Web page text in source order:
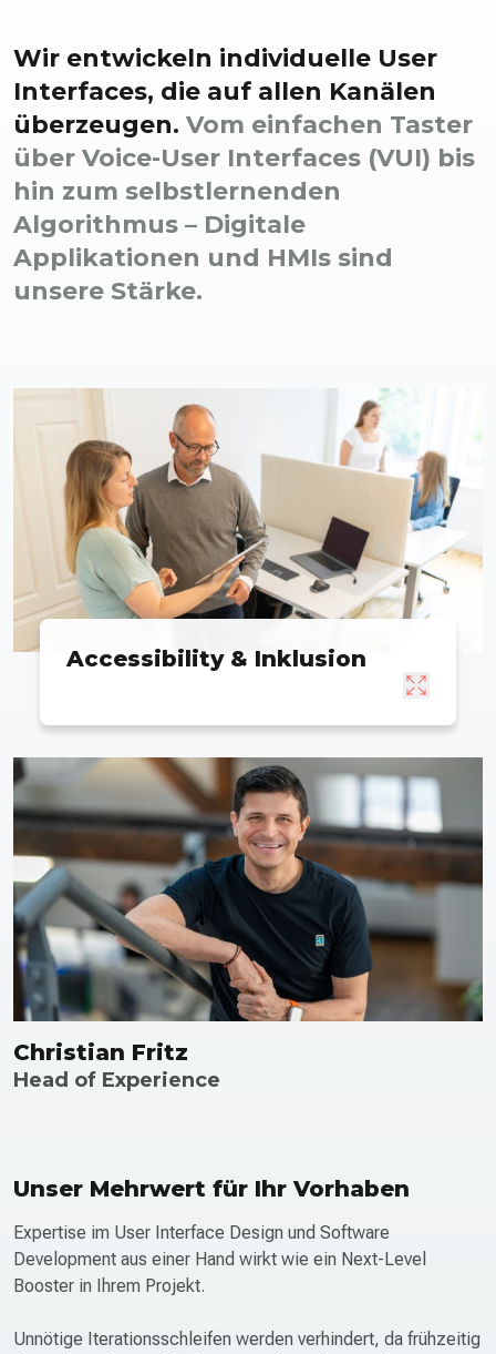
Wir entwickeln individuelle User
Inter­faces, die auf allen Kanälen
überzeugen. Vom einfachen Taster
über Voice-User Interfaces (VUI) bis
hin zum selbst­lernenden
Algorithmus – Digitale
Applikationen und HMIs sind
unsere Stärke.
Accessibility & Inklusion
Christian Fritz
Head of Experience
Unser Mehrwert für Ihr Vorhaben
Expertise im User Interface Design und Software
Development aus einer Hand wirkt wie ein Next-Level
Booster in Ihrem Projekt.
Unnötige Iterationsschleifen werden verhindert, da frühzeitig